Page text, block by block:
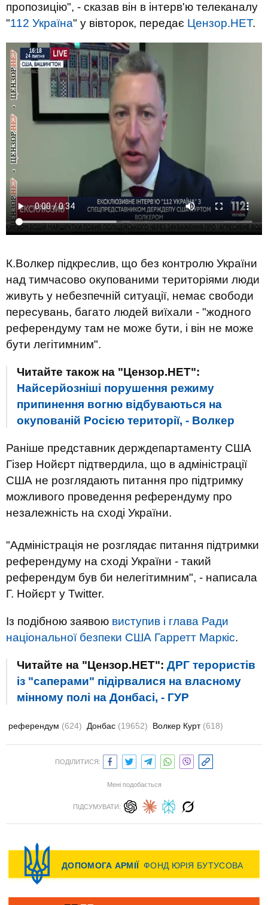
пропозицію", - сказав він в інтерв'ю телеканалу
"112 Україна" у вівторок, передає Цензор.НЕТ.
К.Волкер підкреслив, що без контролю України
над тимчасово окупованими територіями люди
живуть у небезпечній ситуації, немає свободи
пересувань, багато людей виїхали - "жодного
референдуму там не може бути, і він не може
бути легітимним".
Читайте також на "Цензор.НЕТ":
Найсерйозніші порушення режиму
припинення вогню відбуваються на
окупованій Росією території, - Волкер
Раніше представник держдепартаменту США
Гізер Нойєрт підтвердила, що в адміністрації
США не розглядають питання про підтримку
можливого проведення референдуму про
незалежність на сході України.
"Адміністрація не розглядає питання підтримки
референдуму на сході України - такий
референдум був би нелегітимним", - написала
Г. Нойєрт у Twitter.
Із подібною заявою виступив і глава Ради
національної безпеки США Гарретт Маркіс.
Читайте на "Цензор.НЕТ": ДРГ терористів
із "саперами" підірвалися на власному
мінному полі на Донбасі, - ГУР
референдум (624) Донбас (19652) Волкер Курт (618)
ПОДІЛИТИСЯ:
Мені подобається
ПІДСУМУВАТИ: